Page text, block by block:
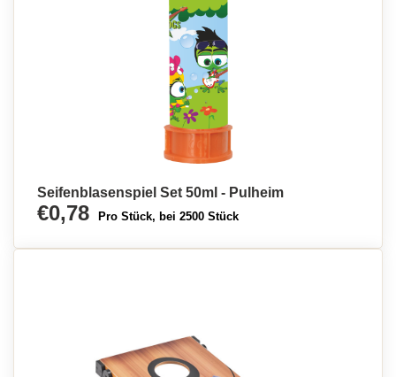
Seifenblasenspiel Set 50ml - Pulheim
€0,78 Pro Stück, bei 2500 Stück